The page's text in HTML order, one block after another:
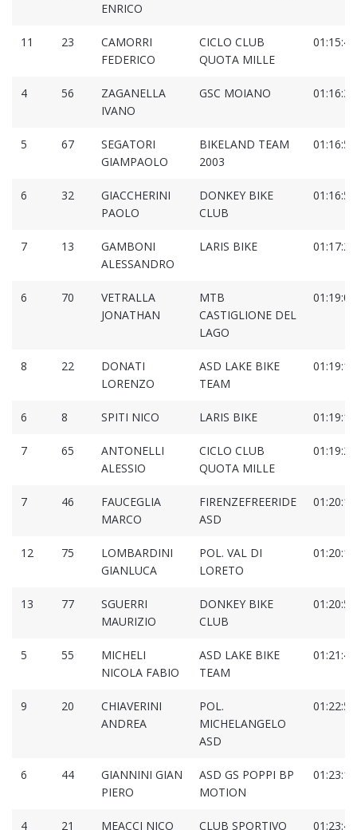
ENRICO
11 23
CAMORRI
FEDERICO
CICLO CLUB
QUOTA MILLE
4 56
ZAGANELLA
IVANO
GSC MOIANO
5 67
SEGATORI
GIAMPAOLO
BIKELAND TEAM
2003
6 32
GIACCHERINI
PAOLO
DONKEY BIKE
CLUB
7 13
GAMBONI
ALESSANDRO
LARIS BIKE
6 70
VETRALLA
JONATHAN
MTB
CASTIGLIONE DEL
LAGO
8 22
DONATI
LORENZO
ASD LAKE BIKE
TEAM
6 8 SPITI NICO LARIS BIKE
7 65
ANTONELLI
ALESSIO
CICLO CLUB
QUOTA MILLE
7 46
FAUCEGLIA
MARCO
FIRENZEFREERIDE
ASD
12 75
LOMBARDINI
GIANLUCA
POL. VAL DI
LORETO
13 77
SGUERRI
MAURIZIO
DONKEY BIKE
CLUB
5 55
MICHELI
NICOLA FABIO
ASD LAKE BIKE
TEAM
9 20
CHIAVERINI
ANDREA
POL.
MICHELANGELO
ASD
6 44
GIANNINI GIAN
PIERO
ASD GS POPPI BP
MOTION
4 21 MEACCI NICO CLUB SPORTIVO